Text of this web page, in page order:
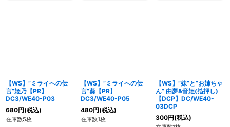
【WS】”ミライへの伝
言”姫乃【PR】
DC3/WE40-P03
680円(税込)
在庫数5枚
【WS】”ミライへの伝
言”葵【PR】
DC3/WE40-P05
480円(税込)
在庫数1枚
【WS】”妹”と”お姉ちゃ
ん” 由夢&音姫(箔押し)
【DCP】DC/WE40-
03DCP
300円(税込)